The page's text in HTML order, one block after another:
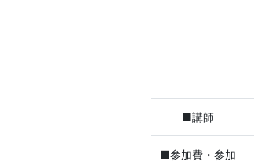
■講師
■参加費・参加